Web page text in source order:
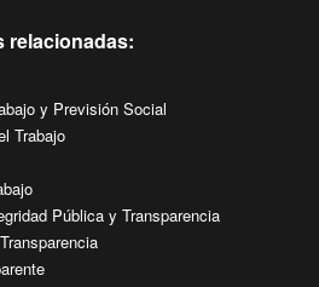
relacionadas:
y Previsión Social
Trabajo
Pública y Transparencia